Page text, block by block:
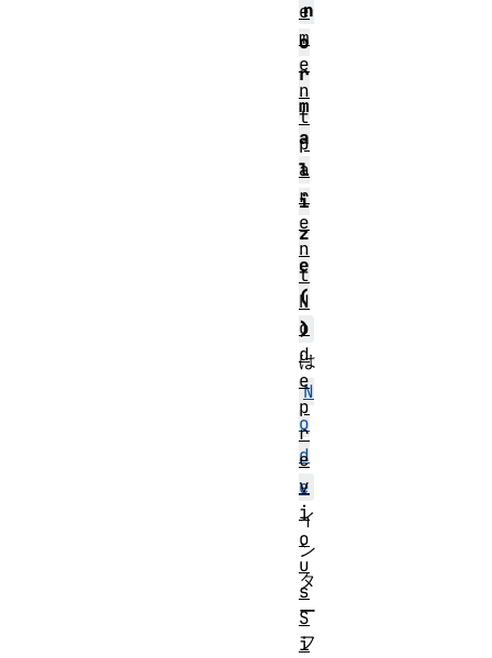
n
o
r
m
a
l
i
z
e
(
)
は
N
o
d
e
イ
ン
タ
ー
フ
e
m
e
n
t
p
a
r
e
n
t
N
o
d
e
p
r
e
v
i
o
u
s
S
i